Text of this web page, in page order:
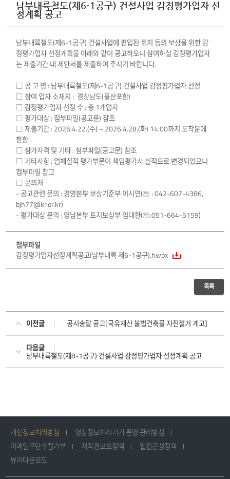
남부내륙철도(제6-1공구) 건설사업 감정평가업자 선
정계획 공고
남부내륙철도(제6-1공구) 건설사업에 편입된 토지 등의 보상을 위한 감
정평가업자 선정계획을 아래와 같이 공고하오니 참여하실 감정평가업자
는 제출기간 내 제안서를 제출하여 주시기 바랍니다.
□ 공 고 명 : 남부내륙철도(제6-1공구) 건설사업 감정평가업자 선정
□ 참여 업자 소재지 : 경상남도(울산포함)
□ 감정평가업자 선정 수 : 총 1개업자
□ 평가대상 : 첨부파일(공고문) 참조
□ 제출기간 : 2026.4.22.(수) ~ 2026.4.28.(화) 14:00까지 도착분에
한함
□ 참가자격 및 기타 : 첨부파일(공고문) 참조
□ 기타사항 : 업체실적 평가부문이 책임평가사 실적으로 변경되었으니
첨부파일 참고
□ 문의처
- 공고관련 문의 : 경영본부 보상기준부 이시연(☏ : 042-607-4386,
bjh77@kr.or.kr)
- 평가대상 문의 : 영남본부 토지보상부 임대환(☏:051-664-5159)
첨부파일
감정평가업자선정계획공고(남부내륙 제6-1공구).hwpx
목록
이전글 공시송달 공고[국유재산 불법건축물 자진철거 계고]
다음글
남부내륙철도(제8-1공구) 건설사업 감정평가업자 선정계획 공고
개인정보처리방침
영상정보처리기기 운영·관리방침
이메일무단수집거부
저작권보호정책
웹접근성정책
뷰어다운로드